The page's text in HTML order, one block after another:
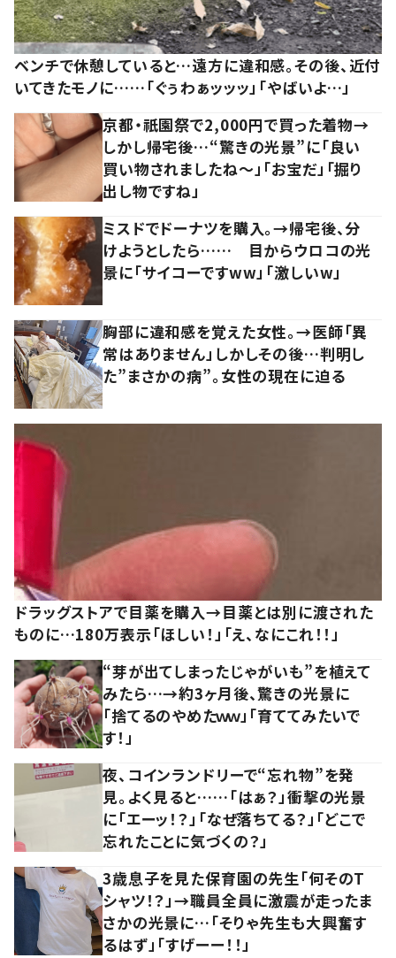
ベンチで休憩していると…遠方に違和感。その後、近付
いてきたモノに……「ぐぅわぁッッッ」「やばいよ…」
京都・祇園祭で2,000円で買った着物→
しかし帰宅後…“驚きの光景”に「良い
買い物されましたね～」「お宝だ」「掘り
出し物ですね」
ミスドでドーナツを購入。→帰宅後、分
けようとしたら…… 目からウロコの光
景に「サイコーですww」「激しいw」
胸部に違和感を覚えた女性。→医師「異
常はありません」しかしその後…判明し
た”まさかの病”。女性の現在に迫る
ドラッグストアで目薬を購入→目薬とは別に渡された
ものに…180万表示「ほしい！」「え、なにこれ！！」
“芽が出てしまったじゃがいも”を植えて
みたら…→約3ヶ月後、驚きの光景に
「捨てるのやめたｗｗ」「育ててみたいで
す！」
夜、コインランドリーで“忘れ物”を発
見。よく見ると……「はぁ？」衝撃の光景
に「エーッ！？」「なぜ落ちてる？」「どこで
忘れたことに気づくの？」
3歳息子を見た保育園の先生「何そのT
シャツ！？」→職員全員に激震が走ったま
さかの光景に…「そりゃ先生も大興奮す
るはず」「すげーー！！」